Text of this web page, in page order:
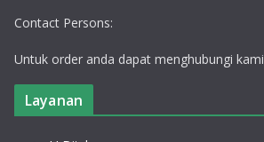
Contact Persons:
Untuk order anda dapat menghubungi kami
Layanan